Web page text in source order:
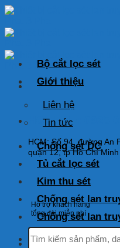
Skip
content
HOTLINE: 0925
HCM: Số 94, đường An
quận 12, tp Hồ Chí Minh
Hỗ trợ khách hàng
tổng đài miễn phí
Tìm
kiếm:
Bộ cắt lọc sét
Giới thiệu
Liên hệ
Tin tức
Chống sét DC
Tủ cắt lọc sét
Kim thu sét
Chống sét lan
Chống sét lan